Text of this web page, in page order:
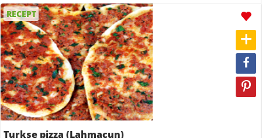
RECEPT
Turkse pizza (Lahmacun)